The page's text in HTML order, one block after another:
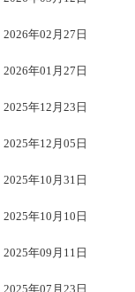
2026年02月27日
2026年01月27日
2025年12月23日
2025年12月05日
2025年10月31日
2025年10月10日
2025年09月11日
2025年07月23日